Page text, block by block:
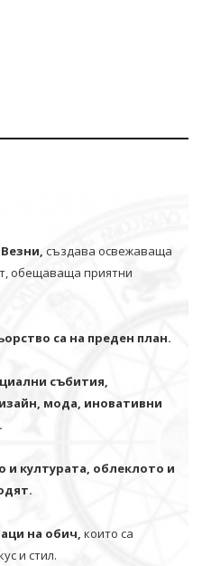
създава освежаваща
обещаваща приятни
са на преден план.
събития,
мода, иновативни
и културата, облеклото и
на обич, които са
и стил.